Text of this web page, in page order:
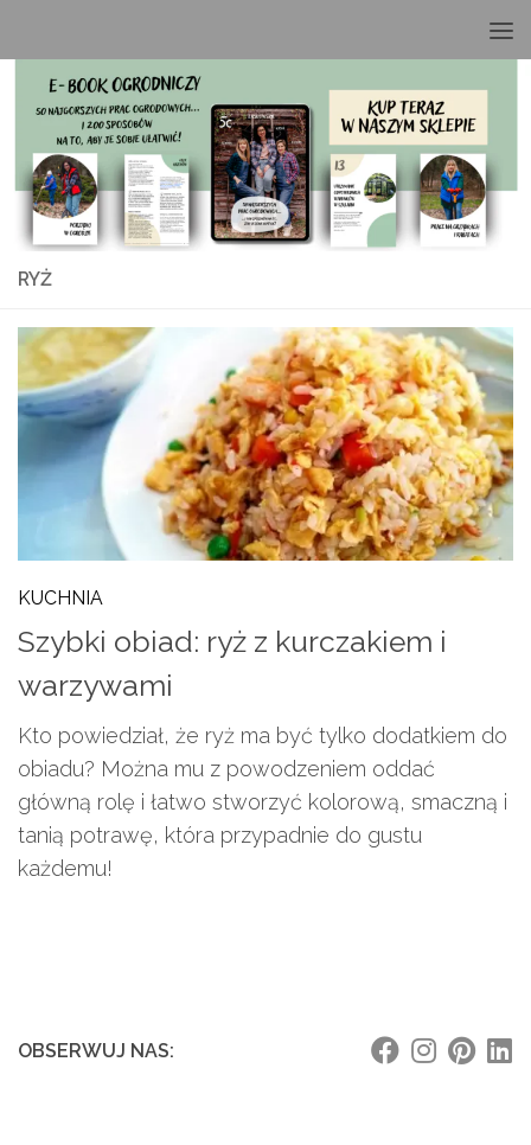
RYŻ
KUCHNIA
Szybki obiad: ryż z kurczakiem i
warzywami
Kto powiedział, że ryż ma być tylko dodatkiem do
obiadu? Można mu z powodzeniem oddać
główną rolę i łatwo stworzyć kolorową, smaczną i
tanią potrawę, która przypadnie do gustu
każdemu!
OBSERWUJ NAS: